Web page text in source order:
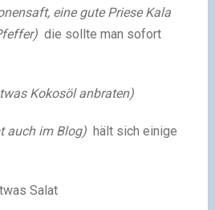
eine gute Priese Kala
die sollte man sofort
Kokosöl anbraten)
auch im Blog) hält sich einige
Salat